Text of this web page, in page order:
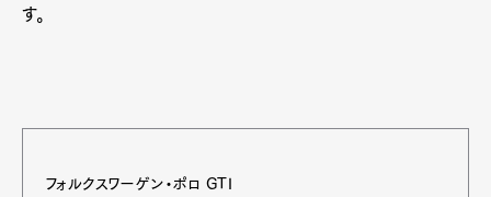
す。
フォルクスワーゲン・ポロ GTI